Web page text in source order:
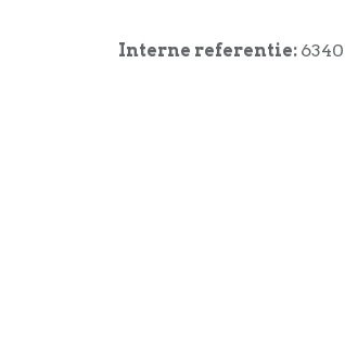
Interne referentie: